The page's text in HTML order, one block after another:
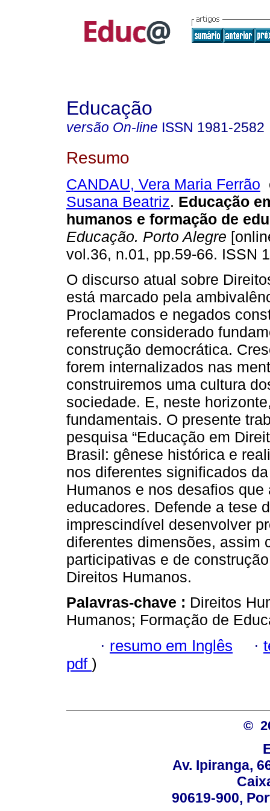
Educação
versão On-line ISSN 1981-2582
Resumo
CANDAU, Vera Maria Ferrão
Susana Beatriz. Educação
humanos e formação de
Educação. Porto Alegre
vol.36, n.01, pp.59-66. ISSN
O discurso atual sobre
está marcado pela
Proclamados e negados
referente considerado
construção democrática.
forem internalizados nas
construiremos uma cultura
sociedade. E, neste
fundamentais. O presente
pesquisa “Educação em
Brasil: gênese histórica e
nos diferentes significados
Humanos e nos desafios
educadores. Defende a tese
imprescindível desenvolver
diferentes dimensões, assim
participativas e de
Direitos Humanos.
Palavras-chave : Direitos
Humanos; Formação de
· resumo em Inglês ·
pdf )
©
Av. Ipiranga,
90619-900,